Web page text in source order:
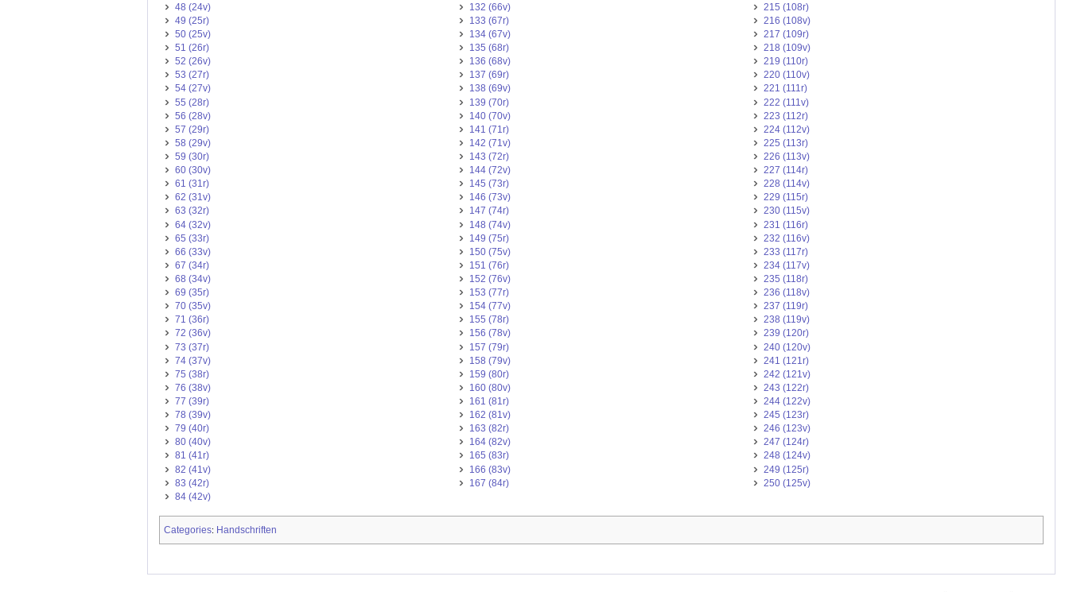
48 (24v)
49 (25r)
50 (25v)
51 (26r)
52 (26v)
53 (27r)
54 (27v)
55 (28r)
56 (28v)
57 (29r)
58 (29v)
59 (30r)
60 (30v)
61 (31r)
62 (31v)
63 (32r)
64 (32v)
65 (33r)
66 (33v)
67 (34r)
68 (34v)
69 (35r)
70 (35v)
71 (36r)
72 (36v)
73 (37r)
74 (37v)
75 (38r)
76 (38v)
77 (39r)
78 (39v)
79 (40r)
80 (40v)
81 (41r)
82 (41v)
83 (42r)
84 (42v)
132 (66v)
133 (67r)
134 (67v)
135 (68r)
136 (68v)
137 (69r)
138 (69v)
139 (70r)
140 (70v)
141 (71r)
142 (71v)
143 (72r)
144 (72v)
145 (73r)
146 (73v)
147 (74r)
148 (74v)
149 (75r)
150 (75v)
151 (76r)
152 (76v)
153 (77r)
154 (77v)
155 (78r)
156 (78v)
157 (79r)
158 (79v)
159 (80r)
160 (80v)
161 (81r)
162 (81v)
163 (82r)
164 (82v)
165 (83r)
166 (83v)
167 (84r)
215 (108r)
216 (108v)
217 (109r)
218 (109v)
219 (110r)
220 (110v)
221 (111r)
222 (111v)
223 (112r)
224 (112v)
225 (113r)
226 (113v)
227 (114r)
228 (114v)
229 (115r)
230 (115v)
231 (116r)
232 (116v)
233 (117r)
234 (117v)
235 (118r)
236 (118v)
237 (119r)
238 (119v)
239 (120r)
240 (120v)
241 (121r)
242 (121v)
243 (122r)
244 (122v)
245 (123r)
246 (123v)
247 (124r)
248 (124v)
249 (125r)
250 (125v)
Categories: Handschriften